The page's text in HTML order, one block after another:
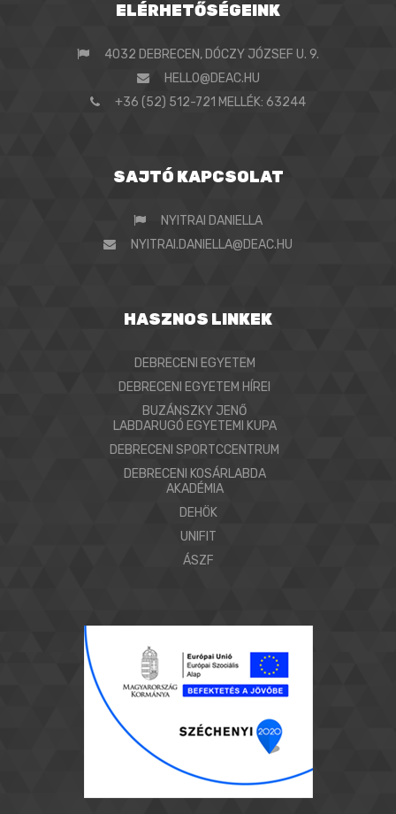
ELÉRHETŐSÉGEINK
4032 DEBRECEN, DÓCZY JÓZSEF U. 9.
HELLO@DEAC.HU
+36 (52) 512-721 MELLÉK: 63244
SAJTÓ KAPCSOLAT
NYITRAI DANIELLA
NYITRAI.DANIELLA@DEAC.HU
HASZNOS LINKEK
DEBRECENI EGYETEM
DEBRECENI EGYETEM HÍREI
BUZÁNSZKY JENŐ
LABDARUGÓ EGYETEMI KUPA
DEBRECENI SPORTCCENTRUM
DEBRECENI KOSÁRLABDA
AKADÉMIA
DEHÖK
UNIFIT
ÁSZF